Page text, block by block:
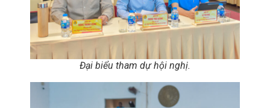
Đại biểu tham dự hội nghị.